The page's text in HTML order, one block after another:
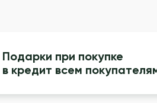
Подарки при покупке
в кредит всем